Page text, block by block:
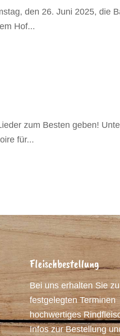
den 26. Juni 2025, die
Hof...
zum Besten geben!
für...
Fleischbestellung
Bei uns erhalten Sie zu
festgelegten Terminen
hochwertiges
Infos zur Bestellung